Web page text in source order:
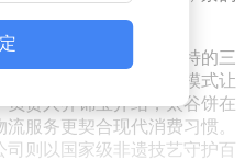
增添浓厚艺术气息。
牛肉的鲜香交织成独特的三
代表，通过线上销售模式让
责人乔锦宝介绍，太谷饼在
服务更契合现代消费习惯。
则以国家级非遗技艺守护百